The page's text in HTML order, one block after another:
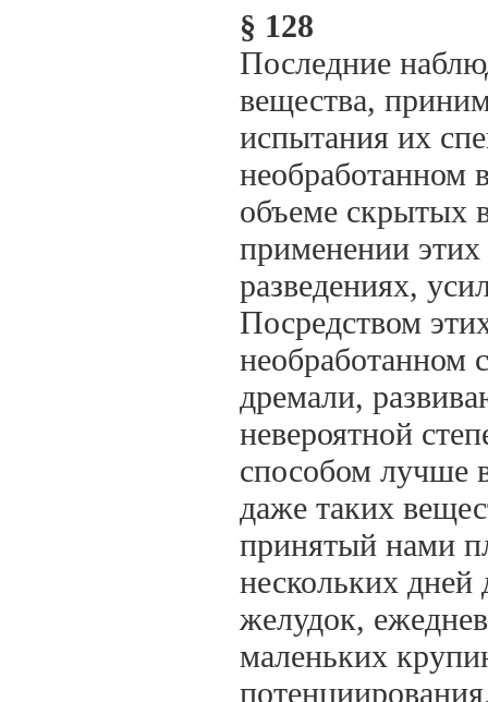
§ 128
Последние
вещества,
испытания их
необработанном
объеме скрытых
применении
разведениях,
Посредством
необработанном
дремали,
невероятной
способом лучше
даже таких
принятый нами
нескольких дней
желудок,
маленьких